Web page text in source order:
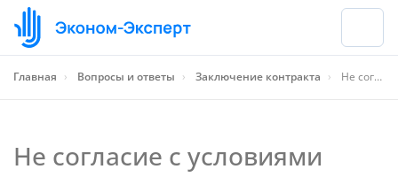
Главная › Вопросы и ответы › Заключение контракта › Не согласие с условиями контракта
Не согласие с условиями